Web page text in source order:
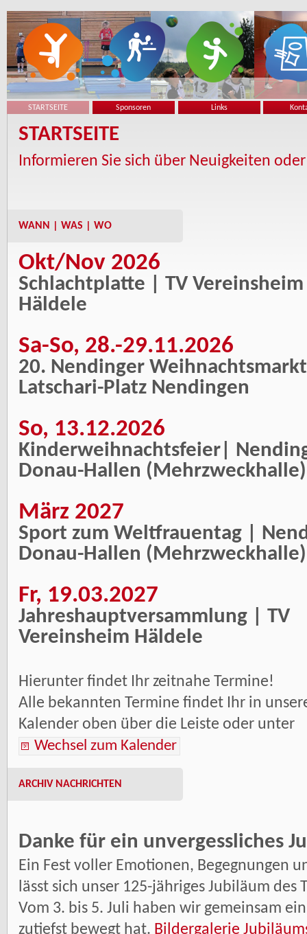
STARTSEITE Sponsoren Links
STARTSEITE
Informieren Sie sich über Neuigkeiten
WANN | WAS | WO
Okt/Nov 2026
Schlachtplatte | TV Vereinsheim
Häldele
Sa-So, 28.-29.11.2026
20. Nendinger
Latschari-Platz Nendingen
So, 13.12.2026
Kinderweihnachtsfeier|
Donau-Hallen (Mehrzweckhalle)
März 2027
Sport zum Weltfrauentag |
Donau-Hallen (Mehrzweckhalle)
Fr, 19.03.2027
Jahreshauptversammlung | TV
Vereinsheim Häldele
Hierunter findet Ihr zeitnahe Termine!
Alle bekannten Termine findet Ihr in
Kalender oben über die Leiste oder unter
Wechsel zum Kalender
ARCHIV NACHRICHTEN
Danke für ein unvergessliches
Ein Fest voller Emotionen, Begegnungen
lässt sich unser 125-jähriges Jubiläum
Vom 3. bis 5. Juli haben wir gemeinsam
zutiefst bewegt hat. Bildergalerie